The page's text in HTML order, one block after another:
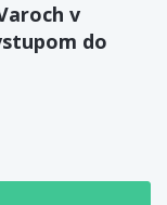
v
do